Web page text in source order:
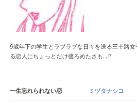
9歳年下の学生とラブラブな日々を送る三十路
る恋人にちょっとだけ後ろめたさも…!?
一生忘れられない恋 ミヅタナシコ